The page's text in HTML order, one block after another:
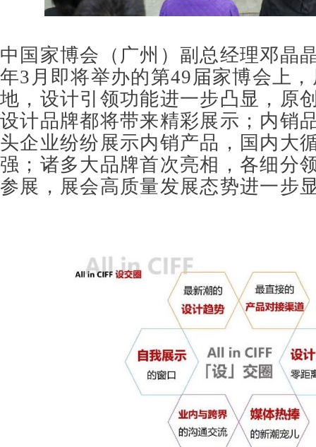
中国家博会（广州）副总经理邓晶
年3 月即将举办的第49 届家博会上
地，设计引领功能进一步凸显，原
设计品牌都将带来精彩展示；内销
头企业纷纷展示内销产品，国内大
强；诸多大品牌首次亮相，各细分
参展，展会高质量发展态势进一步